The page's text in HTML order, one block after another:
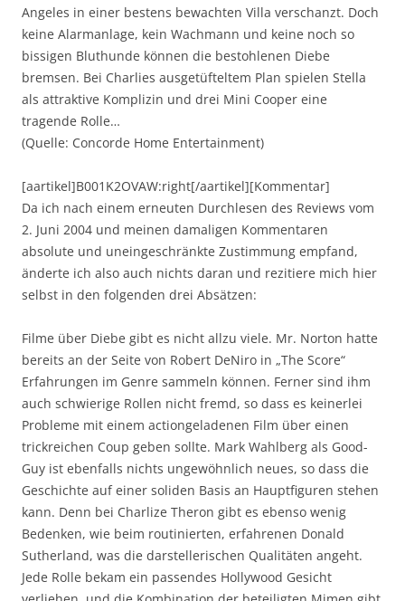
Angeles in einer bestens bewachten Villa verschanzt. Doch
keine Alarmanlage, kein Wachmann und keine noch so
bissigen Bluthunde können die bestohlenen Diebe
bremsen. Bei Charlies ausgetüfteltem Plan spielen Stella
als attraktive Komplizin und drei Mini Cooper eine
tragende Rolle…
(Quelle: Concorde Home Entertainment)
[aartikel]B001K2OVAW:right[/aartikel][Kommentar]
Da ich nach einem erneuten Durchlesen des Reviews vom
2. Juni 2004 und meinen damaligen Kommentaren
absolute und uneingeschränkte Zustimmung empfand,
änderte ich also auch nichts daran und rezitiere mich hier
selbst in den folgenden drei Absätzen:
Filme über Diebe gibt es nicht allzu viele. Mr. Norton hatte
bereits an der Seite von Robert DeNiro in „The Score“
Erfahrungen im Genre sammeln können. Ferner sind ihm
auch schwierige Rollen nicht fremd, so dass es keinerlei
Probleme mit einem actiongeladenen Film über einen
trickreichen Coup geben sollte. Mark Wahlberg als Good-
Guy ist ebenfalls nichts ungewöhnlich neues, so dass die
Geschichte auf einer soliden Basis an Hauptfiguren stehen
kann. Denn bei Charlize Theron gibt es ebenso wenig
Bedenken, wie beim routinierten, erfahrenen Donald
Sutherland, was die darstellerischen Qualitäten angeht.
Jede Rolle bekam ein passendes Hollywood Gesicht